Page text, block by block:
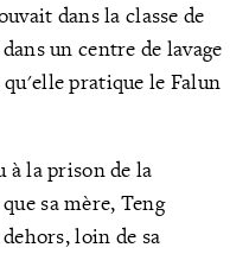
dans la classe de
un centre de lavage
pratique le Falun
à la prison de la
sa mère, Teng
loin de sa